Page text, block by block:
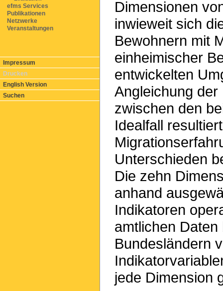
efms Services
Publikationen
Netzwerke
Veranstaltungen
Impressum
Drucken
English Version
Suchen
Dimensionen
inwieweit sich
Bewohnern mit
einheimischer
entwickelten
Angleichung
zwischen den
Idealfall
Unterschieden
Die zehn
anhand
Indikatoren
amtlichen
Bundesländern
jede Dimension